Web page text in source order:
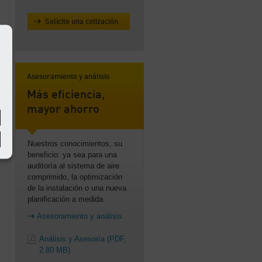
Solicite una cotización
Asesoramiento y análisis
Más eficiencia,
mayor ahorro
Nuestros conocimientos, su
beneficio: ya sea para una
auditoría al sistema de aire
comprimido, la optimización
de la instalación o una nueva
planificación a medida.
Asesoramiento y análisis
Análisis y Asesoría (PDF,
2.80 MB)